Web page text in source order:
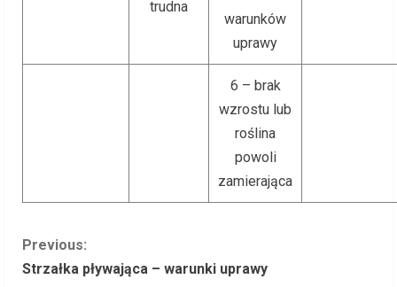
trudna
warunków
uprawy
6 – brak
wzrostu lub
roślina
powoli
zamierająca
C
Previous:
Strzałka pływająca – warunki uprawy